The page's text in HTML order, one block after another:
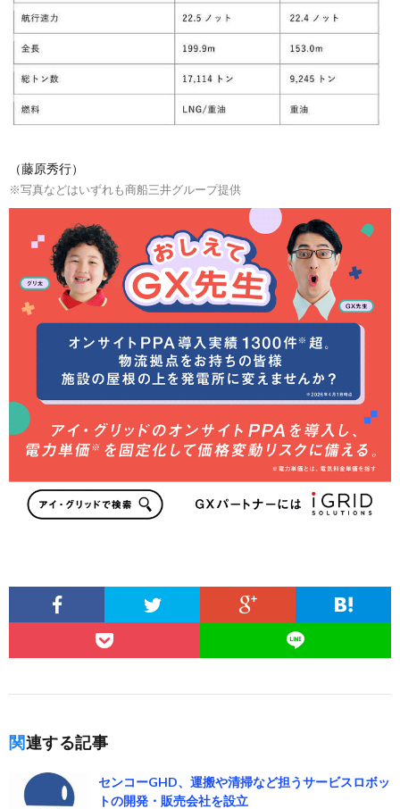
（藤原秀行）
※写真などはいずれも商船三井グループ提供
関連する記事
センコーGHD、運搬や清掃など担うサービスロボッ
トの開発・販売会社を設立